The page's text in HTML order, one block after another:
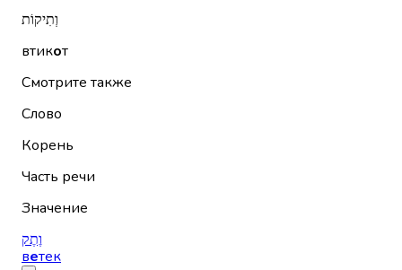
וְתִיקוֹת
втикот
Смотрите также
Слово
Корень
Часть речи
Значение
וֶתֶק
ветек